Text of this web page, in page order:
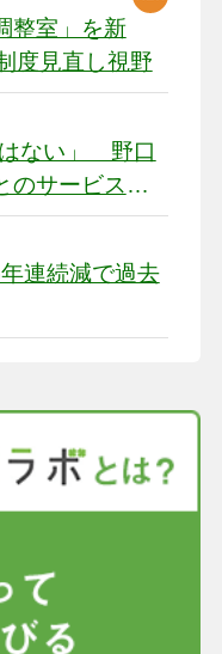
整室」を新
見直し視野
ない」 野口
のサービス基
連続減で過去